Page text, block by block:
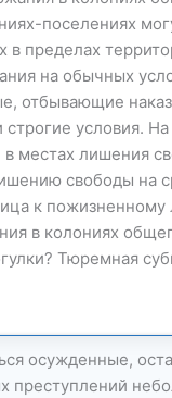
поселениях
в пределах
на обычных
отбывающие
условия.
местах лишения
свободы на
к
в колониях
Тюремная
осужденные,